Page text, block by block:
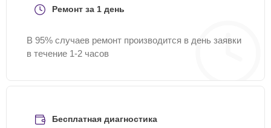
Ремонт за 1 день
В 95% случаев ремонт производится в день заявки
в течение 1-2 часов
Бесплатная диагностика